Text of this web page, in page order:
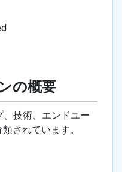
の概要
技術、エンドユー
されています。